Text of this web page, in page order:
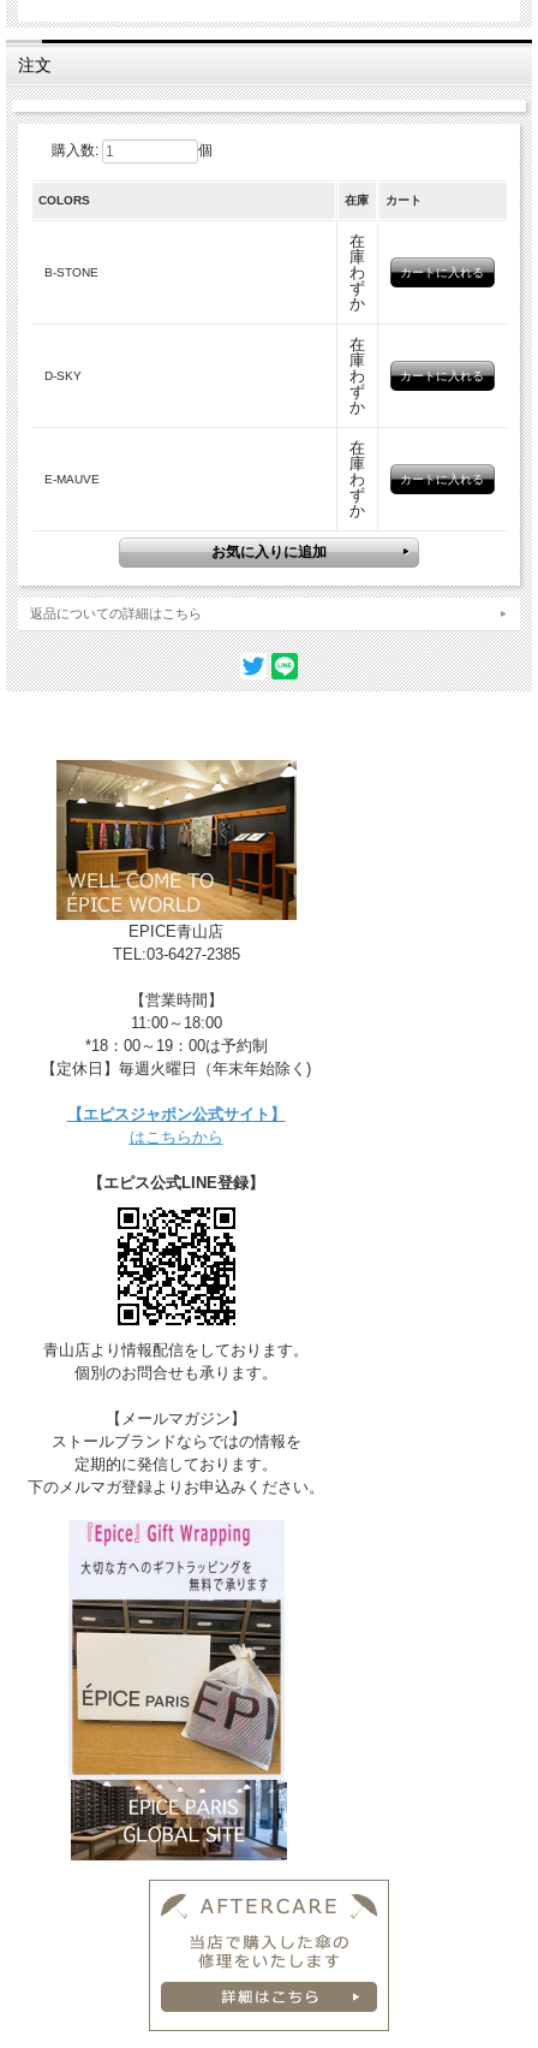
製造国 インド
サイズ 70cm×190cm
カラーバリエーション
B-STONE
注文
購入数: 個
COLORS 在庫 カート
B-STONE
在
庫
わ
ず
か
D-SKY
在
庫
わ
ず
か
E-MAUVE
在
庫
わ
ず
か
返品についての詳細はこちら
EPICE青山店
TEL:03-6427-2385
【営業時間】
11:00～18:00
*18：00～19：00は予約制
【定休日】毎週火曜日（年末年始除く)
【エピスジャポン公式サイト】
はこちらから
【エピス公式LINE登録】
青山店より情報配信をしております。
個別のお問合せも承ります。
【メールマガジン】
ストールブランドならではの情報を
定期的に発信しております。
下のメルマガ登録よりお申込みください。